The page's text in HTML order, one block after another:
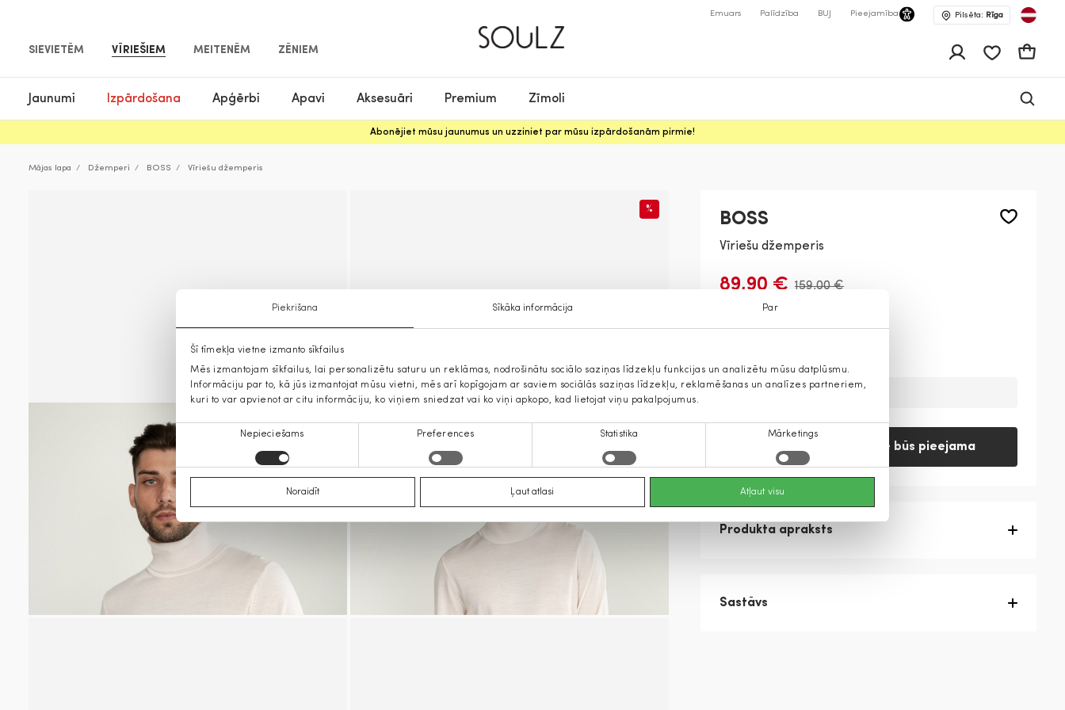
Piekrišana Sīkāka informācija Par
Šī tīmekļa vietne izmanto sīkfailus
Mēs izmantojam sīkfailus, lai personalizētu saturu un reklāmas, nodrošinātu sociālo saziņas līdzekļu funkcijas un analizētu mūsu datplūsmu.
Informāciju par to, kā jūs izmantojat mūsu vietni, mēs arī kopīgojam ar saviem sociālās saziņas līdzekļu, reklamēšanas un analīzes partneriem,
kuri to var apvienot ar citu informāciju, ko viņiem sniedzat vai ko viņi apkopo, kad lietojat viņu pakalpojumus.
izvēle
Nepieciešams Preferences Statistika Mārketings
Noraidīt Ļaut atlasi Atļaut visu
SIEVIETĒM VĪRIEŠIEM MEITENĒM ZĒNIEM
Emuars Palīdzība BUJ Pieejamība Pilsēta: Rīga
Grozs
Jaunumi Izpārdošana Apģērbi Apavi Aksesuāri Premium Zīmoli
Abonējiet mūsu jaunumus un uzziniet par mūsu izpārdošanām pirmie!
Mājas lapa Džemperi BOSS Vīriešu džemperis
%
BOSS
Vīriešu džemperis
89,90 € 159,00 €
Prece šobrīd nav pieejama
Paziņojiet, kad prece būs pieejama
Produkta apraksts
Sastāvs